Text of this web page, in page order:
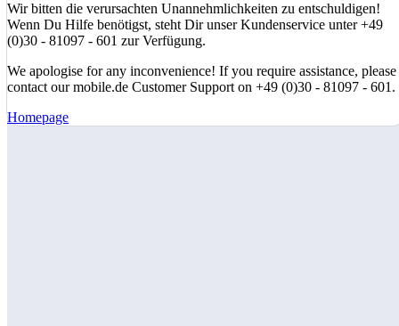
Wir bitten die verursachten Unannehmlichkeiten zu entschuldigen!
Wenn Du Hilfe benötigst, steht Dir unser Kundenservice unter +49
(0)30 - 81097 - 601 zur Verfügung.
We apologise for any inconvenience! If you require assistance, please
contact our mobile.de Customer Support on +49 (0)30 - 81097 - 601.
Homepage